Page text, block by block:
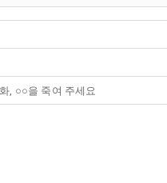
, ○○을 죽여 주세요